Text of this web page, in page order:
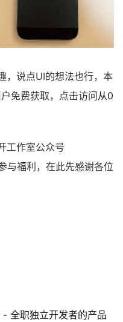
，说点UI的想法也行，本
免费获取，点击访问从0
工作室公众号
与福利，在此先感谢各位
- 全职独立开发者的产品